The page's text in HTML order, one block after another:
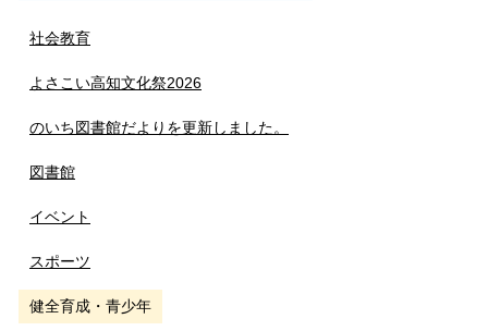
社会教育
よさこい高知文化祭2026
のいち図書館だよりを更新しました。
図書館
イベント
スポーツ
健全育成・青少年